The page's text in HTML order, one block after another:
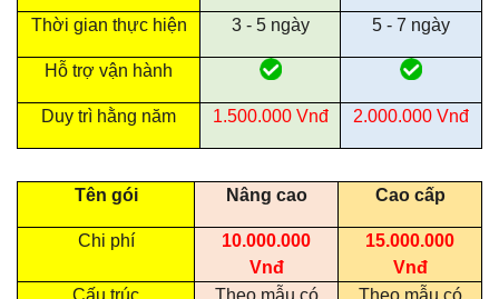
Thời gian thực hiện 3 - 5 ngày 5 - 7 ngày
Hỗ trợ vận hành
Duy trì hằng năm 1.500.000 Vnđ 2.000.000 Vnđ
Tên gói Nâng cao Cao cấp
Chi phí
10.000.000
Vnđ
15.000.000
Vnđ
Cấu trúc
Theo mẫu có
Theo mẫu có